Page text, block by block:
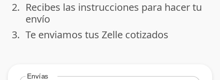
done
2. Recibes las instrucciones para hacer tu
envío
done
3. Te enviamos tus Zelle cotizados
Envías